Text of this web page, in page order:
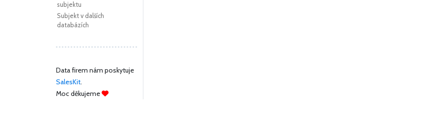
subjektu
Subjekt v dalších
databázích
Data firem nám poskytuje
SalesKit.
Moc děkujeme